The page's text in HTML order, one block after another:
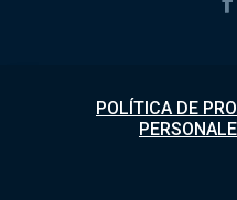
POLÍTICA DE